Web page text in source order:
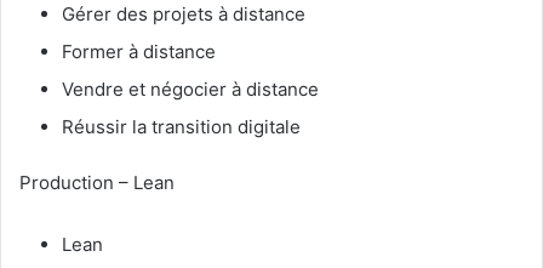
Gérer des projets à distance
Former à distance
Vendre et négocier à distance
Réussir la transition digitale
Production – Lean
Lean